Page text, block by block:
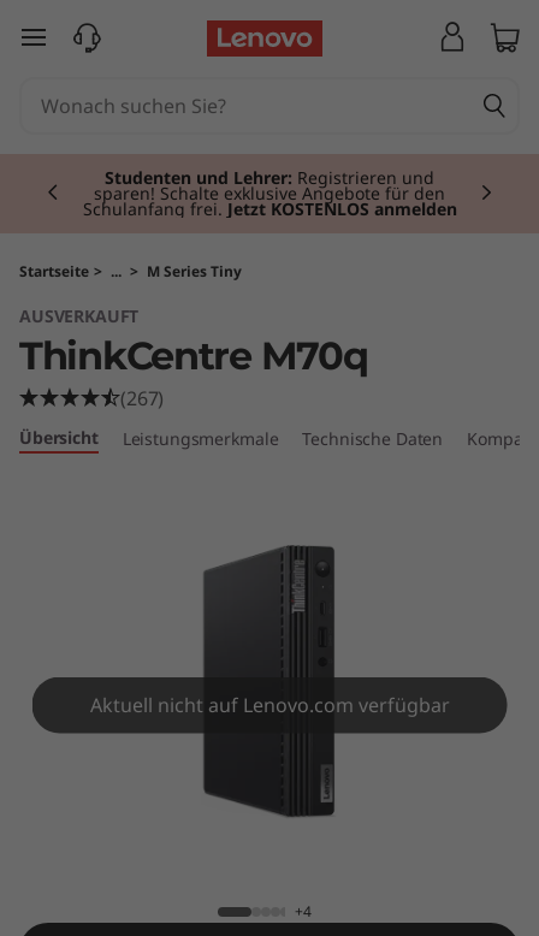
T
C
e
n
zum Hauptinhalt springen
Studenten und Lehrer: Registrieren und
sparen! Schalte exklusive Angebote für den
Schulanfang frei. Jetzt KOSTENLOS anmelden
Currently displaying item 2 of 3
Startseite > ... > M Series Tiny
AUSVERKAUFT
ThinkCentre M70q
(267)
Übersicht Leistungsmerkmale Technische Daten
Aktuell nicht auf Lenovo.com verfügbar
+4